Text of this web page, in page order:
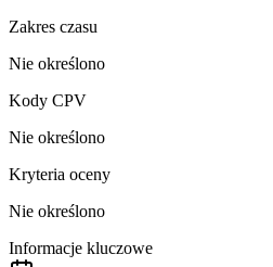
Zakres czasu
Nie określono
Kody CPV
Nie określono
Kryteria oceny
Nie określono
Informacje kluczowe